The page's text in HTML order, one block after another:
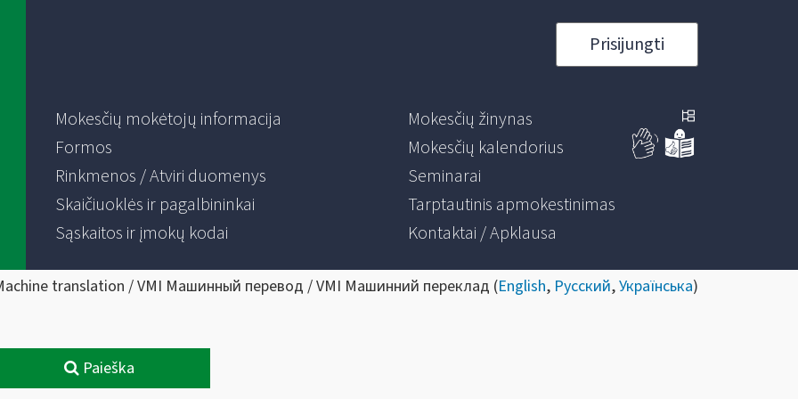
Prisijungti
Mokesčių mokėtojų informacija
Formos
Rinkmenos / Atviri duomenys
Skaičiuoklės ir pagalbininkai
Sąskaitos ir įmokų kodai
Mokesčių žinynas
Mokesčių kalendorius
Seminarai
Tarptautinis apmokestinimas
Kontaktai / Apklausa
translation / VMI Машинный перевод / VMI Машинний переклад (English, Русский,Українська)
Paieška